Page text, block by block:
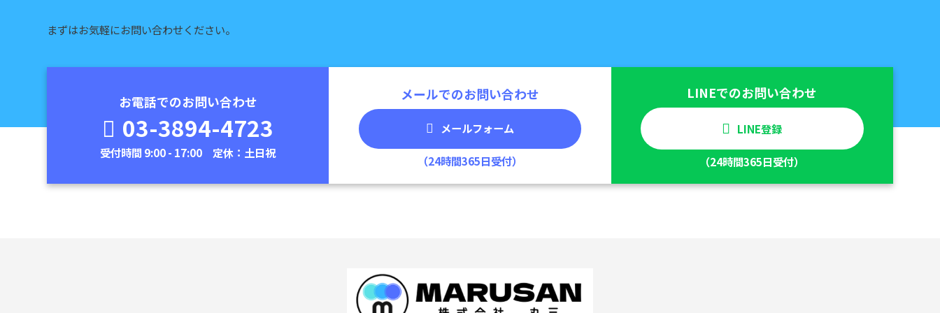
まずはお気軽にお問い合わせください。
お電話でのお問い合わせ
03-3894-4723
受付時間 9:00 - 17:00 定休：土日祝
メールでのお問い合わせ
メールフォーム
（24時間365日受付）
LINEでのお問い合わせ
LINE登録
（24時間365日受付）